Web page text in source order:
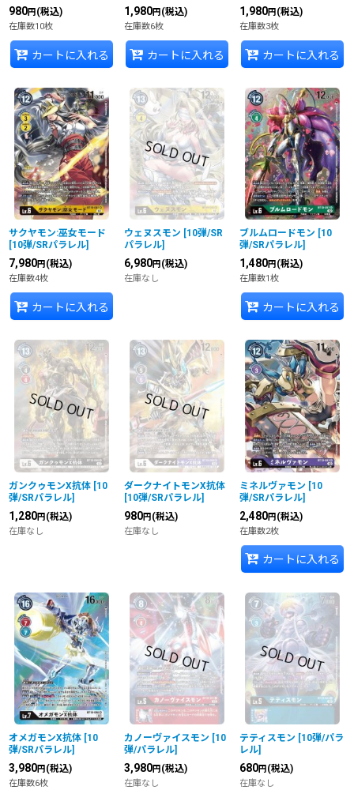
980円 (税込)
在庫数10枚
カートに入れる
1,980円 (税込)
在庫数6枚
カートに入れる
1,980円 (税込)
在庫数3枚
カートに入れる
サクヤモン:巫女モード
[10弾/SRパラレル]
7,980円 (税込)
在庫数4枚
カートに入れる
ウェヌスモン [10弾/SR
パラレル]
6,980円 (税込)
在庫なし
ブルムロードモン [10
弾/SRパラレル]
1,480円 (税込)
在庫数1枚
カートに入れる
ガンクゥモンX抗体 [10
弾/SRパラレル]
1,280円 (税込)
在庫なし
ダークナイトモンX抗体
[10弾/SRパラレル]
980円 (税込)
在庫なし
ミネルヴァモン [10
弾/SRパラレル]
2,480円 (税込)
在庫数2枚
カートに入れる
オメガモンX抗体 [10
弾/SRパラレル]
3,980円 (税込)
在庫数6枚
カノーヴァイスモン [10
弾/パラレル]
3,980円 (税込)
在庫なし
テティスモン [10弾/パラ
レル]
680円 (税込)
在庫なし